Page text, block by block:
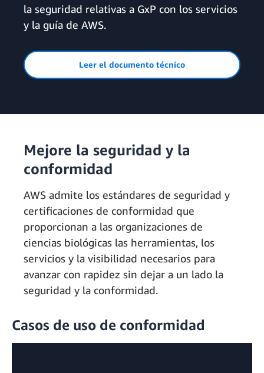
la seguridad relativas a GxP con los servicios
y la guía de AWS.
Leer el documento técnico
Mejore la seguridad y la
conformidad
AWS admite los estándares de seguridad y
certificaciones de conformidad que
proporcionan a las organizaciones de
ciencias biológicas las herramientas, los
servicios y la visibilidad necesarios para
avanzar con rapidez sin dejar a un lado la
seguridad y la conformidad.
Casos de uso de conformidad